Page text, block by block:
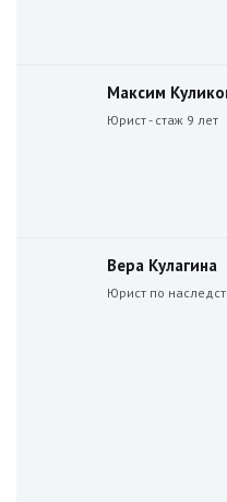
Максим
Юрист - стаж 9 лет
Вера Кулагина
Юрист по